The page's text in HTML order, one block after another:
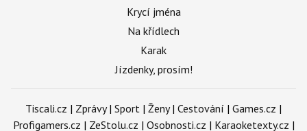
Krycí jména
Na křídlech
Karak
Jízdenky, prosím!
Tiscali.cz | Zprávy| Sport | Ženy| Cestování | Games.cz |
Profigamers.cz | ZeStolu.cz | Osobnosti.cz | Karaoketexty.cz |